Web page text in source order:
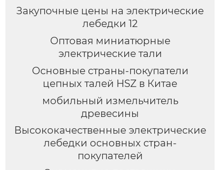
Закупочные цены на электрические
лебедки 12
Оптовая миниатюрные
электрические тали
Основные страны-покупатели
цепных талей HSZ в Китае
мобильный измельчитель
древесины
Высококачественные электрические
лебедки основных стран-
покупателей